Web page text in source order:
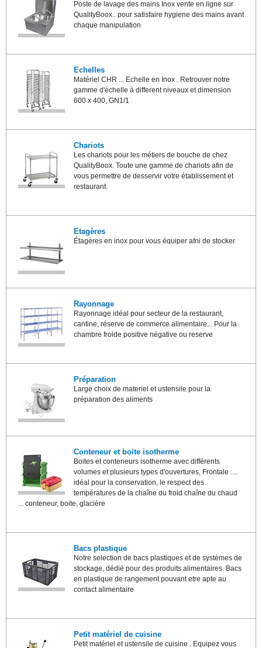
Poste de lavage des mains Inox vente en ligne sur
QualityBoox.. pour satisfaire hygiene des mains avant
chaque manipulation
Echelles
Matériel CHR ... Echelle en Inox . Retrouver notre
gamme d'échelle à different niveaux et dimension
600 x 400, GN1/1
Chariots
Les chariots pour les métiers de bouche de chez
QualityBoox. Toute une gamme de chariots afin de
vous permettre de desservir votre établissement et
restaurant.
Etagères
Étagères en inox pour vous équiper afni de stocker
Rayonnage
Rayonnage idéal pour secteur de la restaurant,
cantine, réserve de commerce alimentaire... Pour la
chambre froide positive négative ou reserve
Préparation
Large choix de materiel et ustensile pour la
préparation des aliments
Conteneur et boite isotherme
Boites et conteneurs isotherme avec différents
volumes et plusieurs types d'ouvertures, Frontale ....
idéal pour la conservation, le respect des
températures de la chaîne du froid chaîne du chaud
... conteneur, boite, glacière
Bacs plastique
Notre selection de bacs plastiques et de systèmes de
stockage, dédié pour des produits alimentaires. Bacs
en plastique de rangement pouvant etre apte au
contact alimentaire
Petit matériel de cuisine
Petit matériel et ustensile de cuisine . Equipez vous